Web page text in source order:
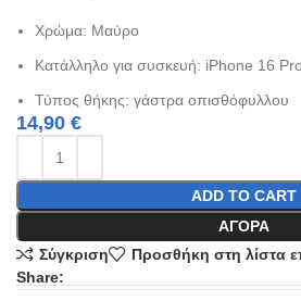
Χρώμα: Μαύρο
Κατάλληλο για συσκευή: iPhone 16 Pro
Τύπος θήκης: γάστρα οπισθόφυλλου
14,90€
ADD TO CART
ΑΓΟΡΆ
Σύγκριση
Προσθήκη στη λίστα
Share: